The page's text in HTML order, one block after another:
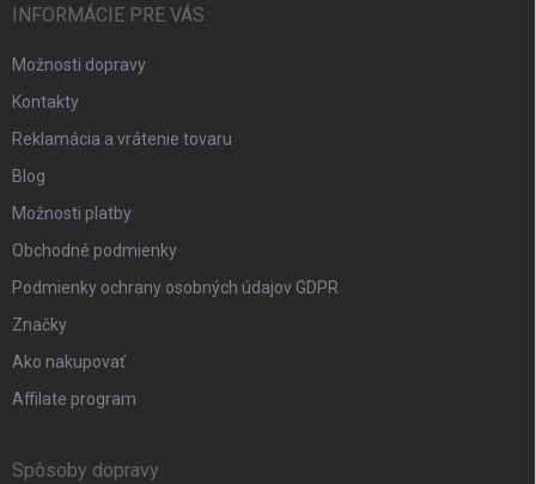
INFORMÁCIE PRE VÁS
Možnosti dopravy
Kontakty
Reklamácia a vrátenie tovaru
Blog
Možnosti platby
Obchodné podmienky
Podmienky ochrany osobných údajov GDPR
Značky
Ako nakupovať
Affilate program
Spôsoby dopravy